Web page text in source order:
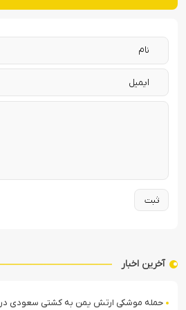
آخرین اخبار
حمله موشکی ارتش یمن به کشتی سعودی